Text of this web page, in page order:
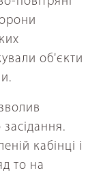
об'єкти
кабінці і
то на